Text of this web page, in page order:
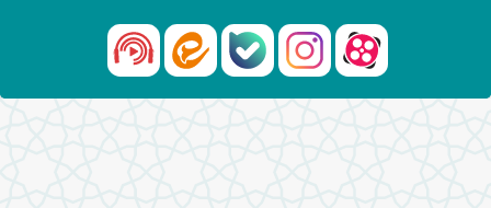
آپارات اینستاگرام
بله ایتا